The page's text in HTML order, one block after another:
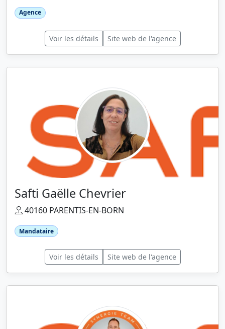
Agence
Voir les détails Site web de l'agence
Safti Gaëlle Chevrier
40160 PARENTIS-EN-BORN
Mandataire
Voir les détails Site web de l'agence